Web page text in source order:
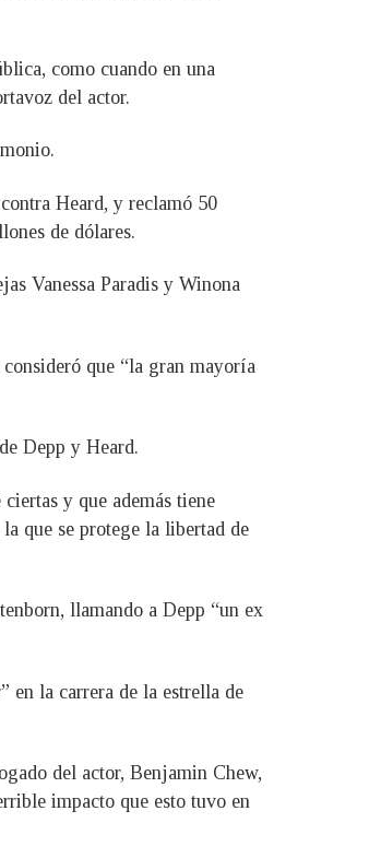
como cuando en una
del actor.
Heard, y reclamó 50
de dólares.
Vanessa Paradis y Winona
que “la gran mayoría
Depp y Heard.
y que además tiene
que se protege la libertad de
llamando a Depp “un ex
en la carrera de la estrella de
del actor, Benjamin Chew,
impacto que esto tuvo en